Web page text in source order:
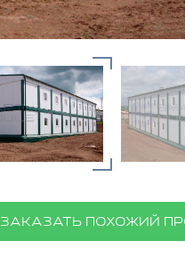
ЗАКАЗАТЬ ПОХОЖИЙ